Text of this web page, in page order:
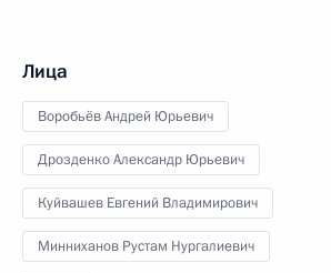
Лица
Воробьёв Андрей Юрьевич
Дрозденко Александр Юрьевич
Куйвашев Евгений Владимирович
Минниханов Рустам Нургалиевич